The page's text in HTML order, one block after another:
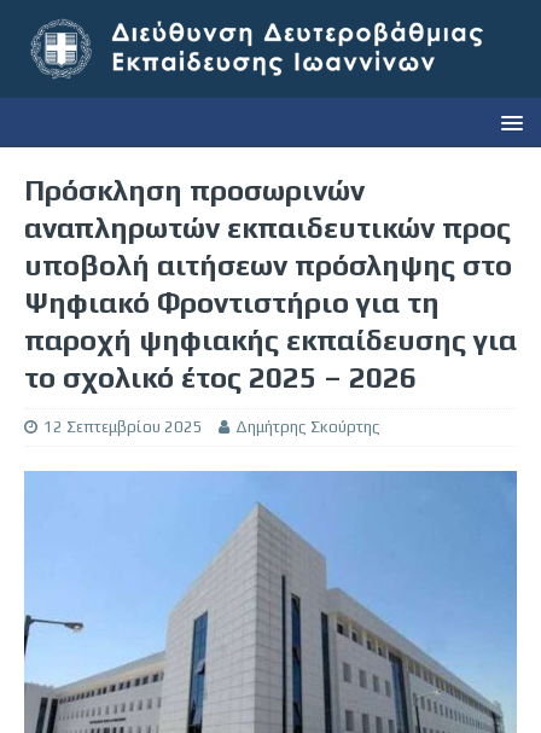
Πρόσκληση προσωρινών
αναπληρωτών εκπαιδευτικών προς
υποβολή αιτήσεων πρόσληψης στο
Ψηφιακό Φροντιστήριο για τη
παροχή ψηφιακής εκπαίδευσης για
το σχολικό έτος 2025 – 2026
12 Σεπτεμβρίου 2025 Δημήτρης Σκούρτης